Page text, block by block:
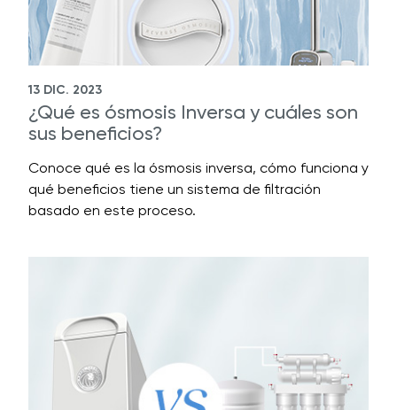
13 DIC. 2023
¿Qué es ósmosis Inversa y cuáles son
sus beneficios?
Conoce qué es la ósmosis inversa, cómo funciona y
qué beneficios tiene un sistema de filtración
basado en este proceso.